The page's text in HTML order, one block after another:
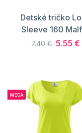
Detské tričko
Sleeve 160
7.40 € 5.55 €
MEGA